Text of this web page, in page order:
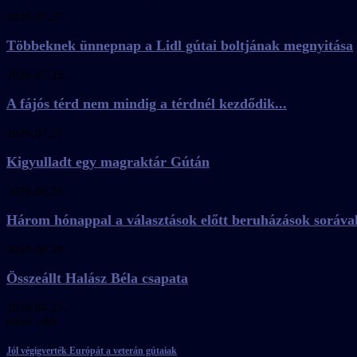
2026.07.27.
Többeknek ünnepnap a Lidl gútai boltjának megnyitása
2026.07.23.
A fájós térd nem mindig a térdnél kezdődik...
2026.07.17.
Kigyulladt egy magraktár Gútán
2026.06.29.
Három hónappal a választások előtt beruházások
2026.06.29.
Összeállt Halász Béla csapata
2026.06.25.
előző cikk
Jól végigverték Európát a veterán gútaiak